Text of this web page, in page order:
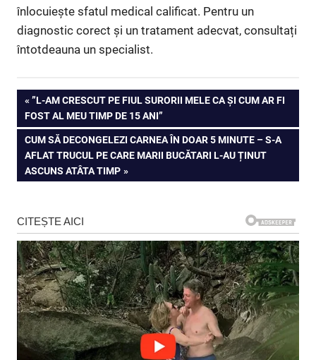
înlocuiește sfatul medical calificat. Pentru un
diagnostic corect și un tratament adecvat, consultați
întotdeauna un specialist.
Navigare
în
articole
PREVIOUS
POST:
”L-AM CRESCUT PE FIUL SURORII MELE CA ȘI CUM AR FI
FOST AL MEU TIMP DE 15 ANI”
NEXT
POST:
CUM SĂ DECONGELEZI CARNEA ÎN DOAR 5 MINUTE – S-A
AFLAT TRUCUL PE CARE MARII BUCĂTARI L-AU ȚINUT
ASCUNS ATÂTA TIMP